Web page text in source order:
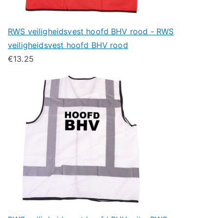
RWS veiligheidsvest hoofd BHV rood - RWS
veiligheidsvest hoofd BHV rood
€13.25